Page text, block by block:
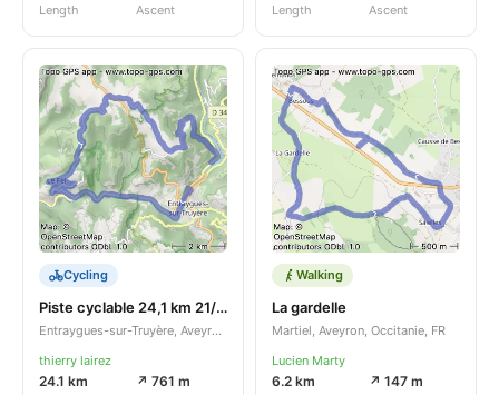
Length Ascent Length Ascent
Cycling
Piste cyclable 24,1 km 21/07/2023
Entraygues-sur-Truyère, Aveyron, Occitanie, FR
thierry lairez
24.1 km ↗ 761 m
Walking
La gardelle
Martiel, Aveyron, Occitanie, FR
Lucien Marty
6.2 km ↗ 147 m